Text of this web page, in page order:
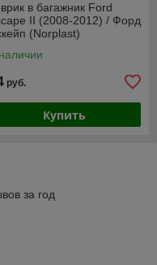
в багажник Ford
II (2008-2012) / Форд
(Norplast)
руб.
Купить
за год